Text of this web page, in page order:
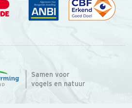
Samen voor
vogels en natuur